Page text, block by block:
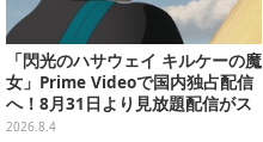
「閃光のハサウェイ キルケーの魔
女」Prime Videoで国内独占配信
へ！8月31日より見放題配信がス
タート
2026.8.4